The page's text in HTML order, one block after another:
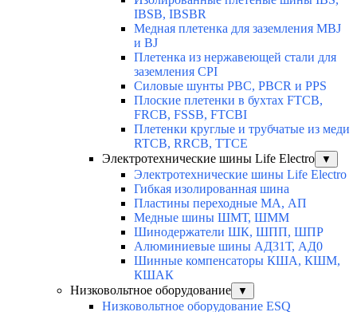
IBSB, IBSBR
Медная плетенка для заземления MBJ
и BJ
Плетенка из нержавеющей стали для
заземления CPI
Силовые шунты PBC, PBCR и PPS
Плоские плетенки в бухтах FTCB,
FRCB, FSSB, FTCBI
Плетенки круглые и трубчатые из меди
RTCB, RRCB, TTCE
Электротехнические шины Life Electro
▼
Электротехнические шины Life Electro
Гибкая изолированная шина
Пластины переходные МА, АП
Медные шины ШМТ, ШММ
Шинодержатели ШК, ШПП, ШПР
Алюминиевые шины АД31Т, АД0
Шинные компенсаторы КША, КШМ,
КШАК
Низковольтное оборудование
▼
Низковольтное оборудование ESQ